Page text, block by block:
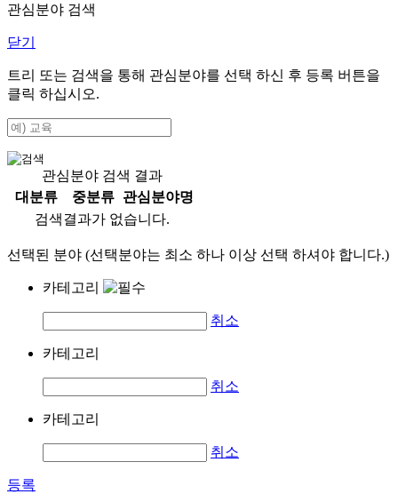
관심분야 검색
닫기
트리 또는 검색을 통해 관심분야를 선택 하신 후 등록 버튼을
클릭 하십시오.
관심분야 검색 결과
대분류
중분류
관심분야명
검색결과가 없습니다.
선택된 분야 (선택분야는 최소 하나 이상 선택 하셔야 합니다.)
카테고리
취소
카테고리
취소
카테고리
취소
등록